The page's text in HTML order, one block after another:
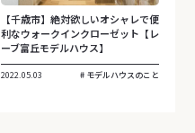
【千歳市】絶対欲しいオシャレで便
利なウォークインクローゼット【レ
ーブ富丘モデルハウス】
2022.05.03 モデルハウスのこと